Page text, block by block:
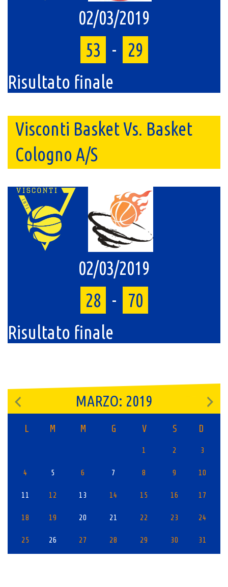
02/03/2019
53
- 29
Risultato finale
Visconti Basket Vs. Basket
Cologno A/S
02/03/2019
28 -
70
Risultato finale
MARZO: 2019
L M M G V S D
1 2 3
4 5 6 7 8 9 10
11 12 13 14 15 16 17
18 19 20 21 22 23 24
25 26 27 28 29 30 31